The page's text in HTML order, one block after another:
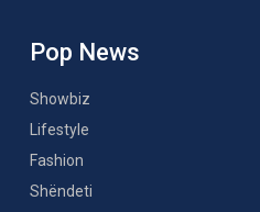
Pop News
Showbiz
Lifestyle
Fashion
Shëndeti